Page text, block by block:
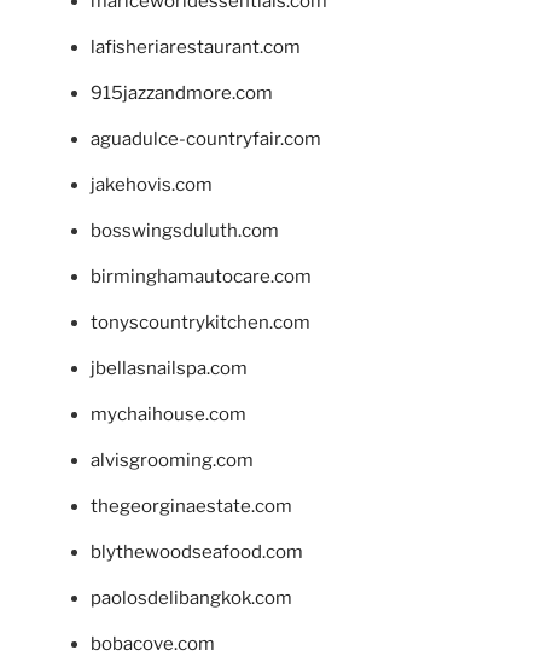
lafisheriarestaurant.com
915jazzandmore.com
aguadulce-countryfair.com
jakehovis.com
bosswingsduluth.com
birminghamautocare.com
tonyscountrykitchen.com
jbellasnailspa.com
mychaihouse.com
alvisgrooming.com
thegeorginaestate.com
blythewoodseafood.com
paolosdelibangkok.com
bobacove.com